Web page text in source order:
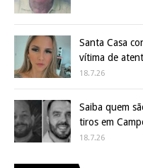
Santa Casa
vítima de
18.7.26
Saiba quem
tiros em
18.7.26